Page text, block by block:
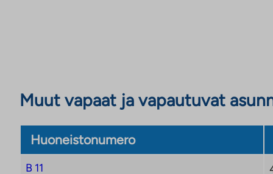
Muut vapaat ja vapautuvat
Huoneistonumero
B 11